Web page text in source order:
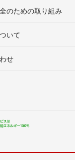
のための取り組み
いて
せ